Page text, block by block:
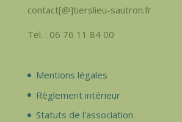
contact[@]tierslieu-sautron.fr
Tel. : 06 76 11 84 00
Mentions légales
Règlement intérieur
Statuts de l'association